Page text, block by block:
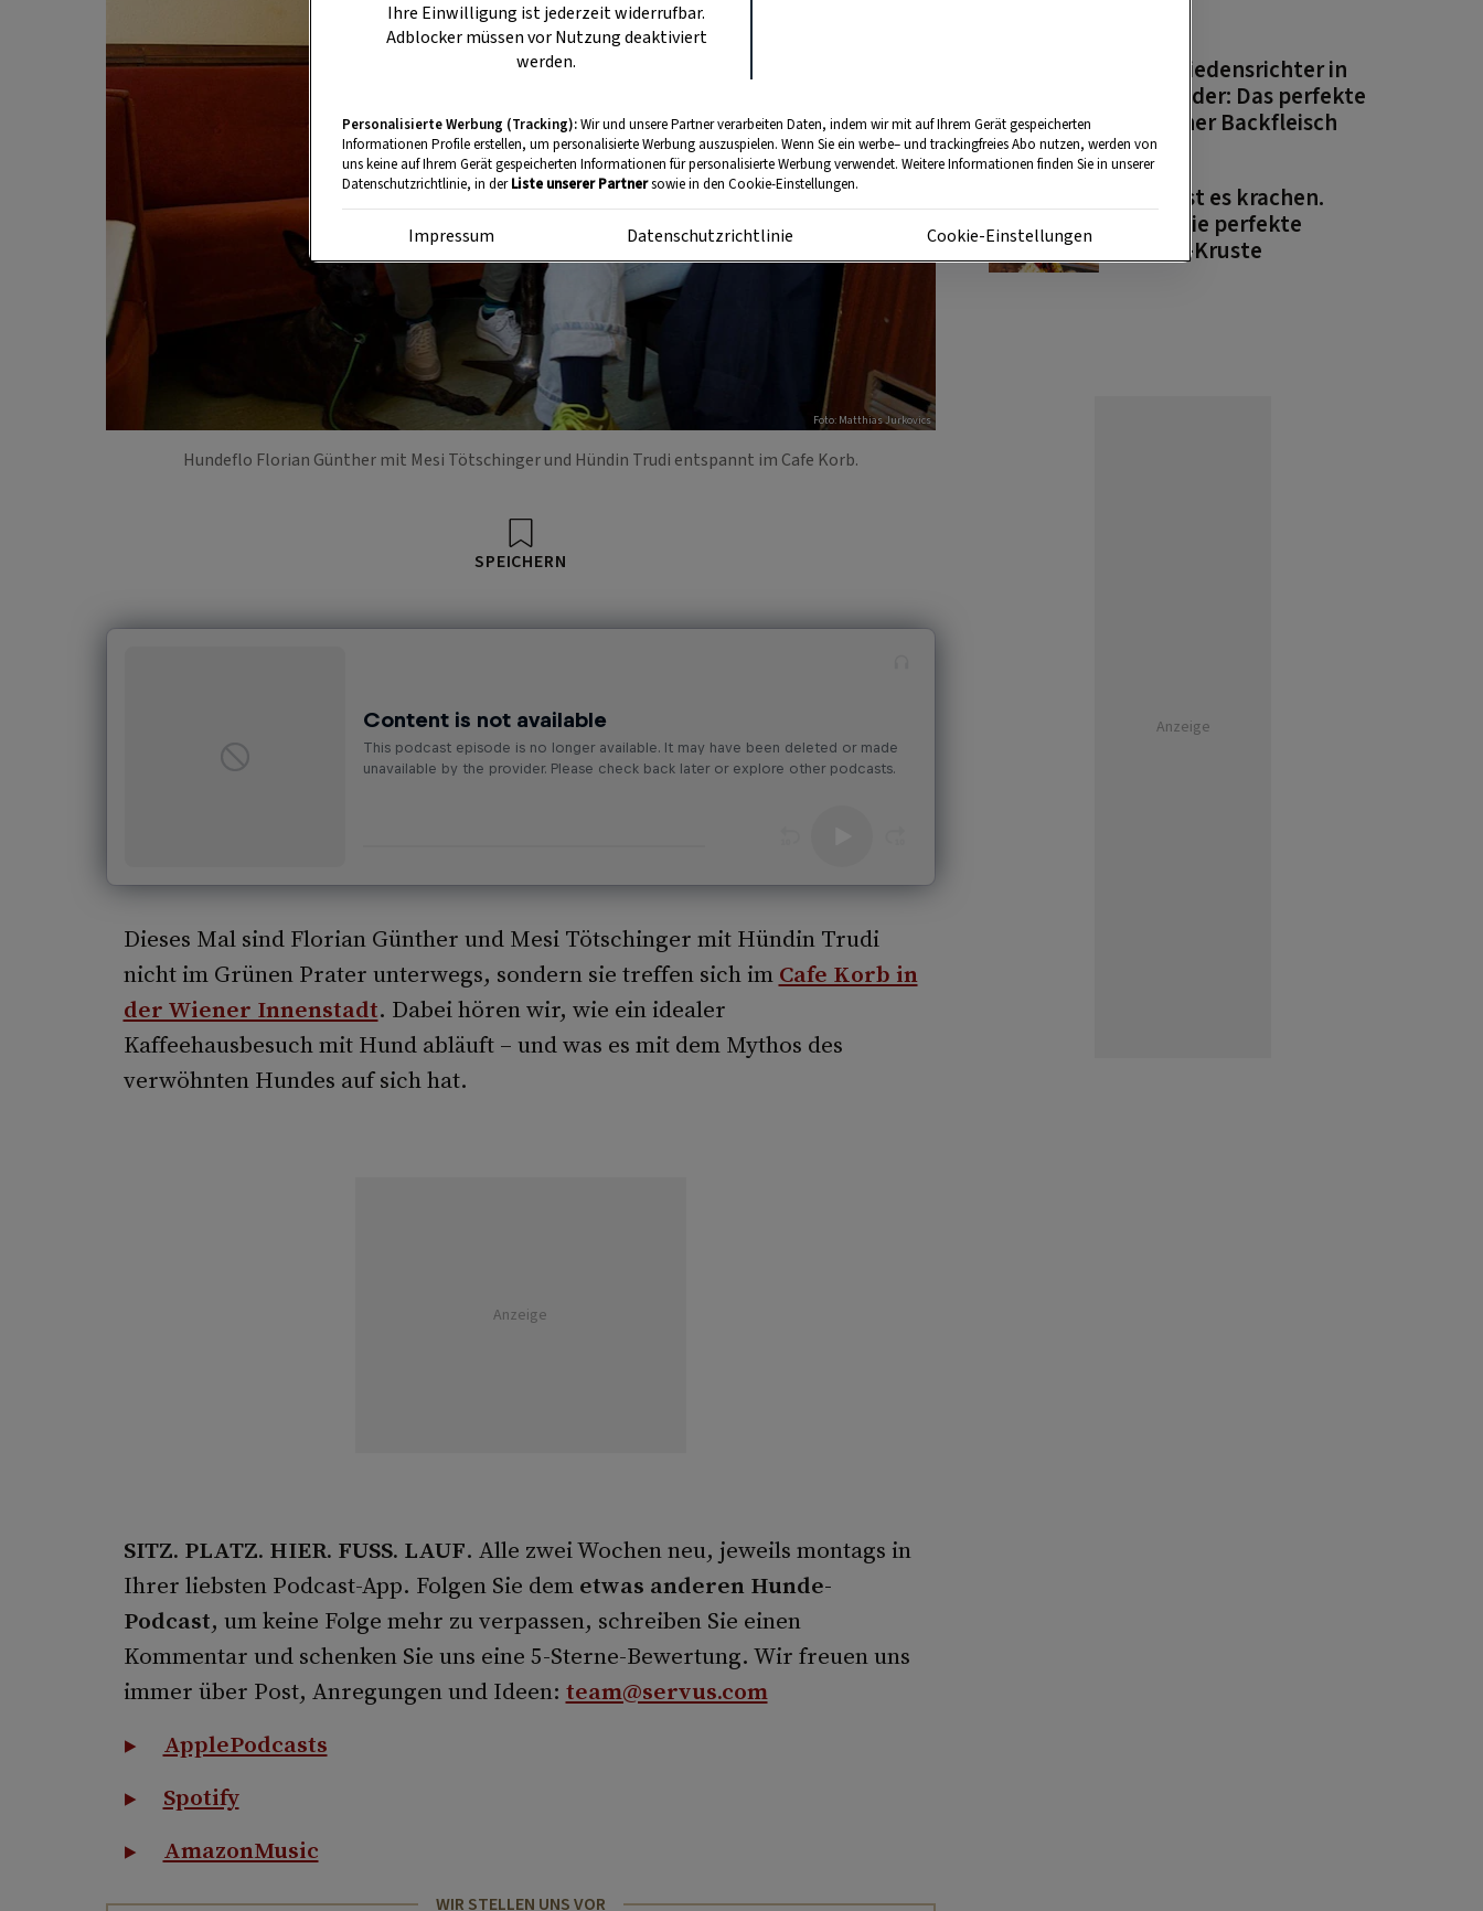
Foto: Matthias Jurkovics
Hundeflo Florian Günther mit Mesi Tötschinger und Hündin Trudi entspannt im Cafe Korb.
SPEICHERN
Dieses Mal sind Florian Günther und Mesi Tötschinger mit Hündin Trudi
nicht im Grünen Prater unterwegs, sondern sie treffen sich im Cafe Korb in
der Wiener Innenstadt. Dabei hören wir, wie ein idealer
Kaffeehausbesuch mit Hund abläuft – und was es mit dem Mythos des
verwöhnten Hundes auf sich hat.
Anzeige
SITZ. PLATZ. HIER. FUSS. LAUF. Alle zwei Wochen neu, jeweils montags in
Ihrer liebsten Podcast-App. Folgen Sie dem etwas anderen Hunde-
Podcast, um keine Folge mehr zu verpassen, schreiben Sie einen
Kommentar und schenken Sie uns eine 5-Sterne-Bewertung. Wir freuen uns
immer über Post, Anregungen und Ideen: team@servus.com
ApplePodcasts
Spotify
AmazonMusic
WIR STELLEN UNS VOR
Zum Friedensrichter in
Wien. Oder: Das perfekte
Altwiener Backfleisch
PODCAST
Ilse lässt es krachen.
Oder: Die perfekte
Braten-Kruste
Anzeige
Ihre Einwilligung ist jederzeit widerrufbar.
Adblocker müssen vor Nutzung deaktiviert
werden.
Personalisierte Werbung (Tracking):Wir und unsere Partner verarbeiten Daten, indem wir mit auf Ihrem Gerät gespeicherten
Informationen Profile erstellen, um personalisierte Werbung auszuspielen. Wenn Sie ein werbe– und trackingfreies Abo nutzen, werden von
uns keine auf Ihrem Gerät gespeicherten Informationen für personalisierte Werbung verwendet. Weitere Informationen finden Sie in unserer
Datenschutzrichtlinie, in derListe unserer Partnersowie in den Cookie-Einstellungen.
Impressum Datenschutzrichtlinie Cookie-Einstellungen